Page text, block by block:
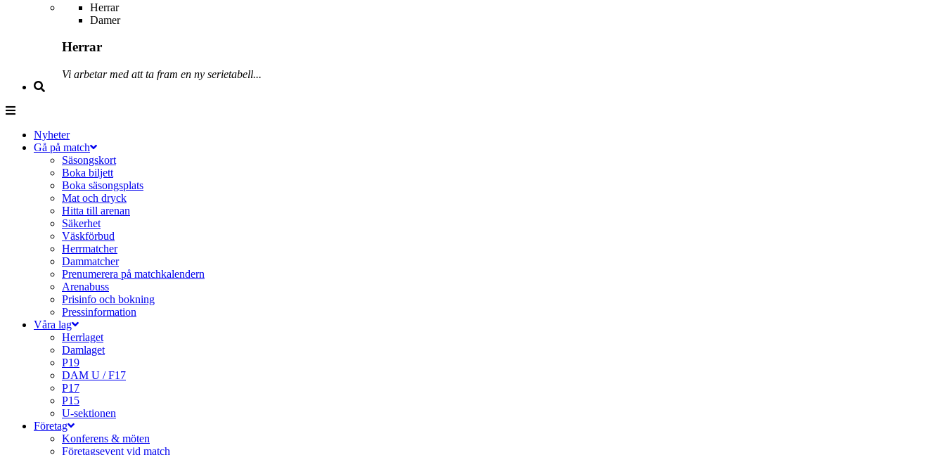
Herrar
Damer
Herrar
Vi arbetar med att ta fram en ny serietabell...
Nyheter
Gå på match
Säsongskort
Boka biljett
Boka säsongsplats
Mat och dryck
Hitta till arenan
Säkerhet
Väskförbud
Herrmatcher
Dammatcher
Prenumerera på matchkalendern
Arenabuss
Prisinfo och bokning
Pressinformation
Våra lag
Herrlaget
Damlaget
P19
DAM U / F17
P17
P15
U-sektionen
Företag
Konferens & möten
Företagsevent vid match